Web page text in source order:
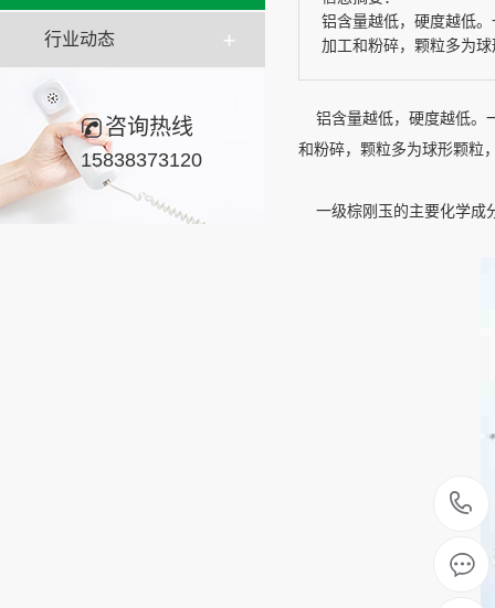
行业动态
咨询热线
15838373120
铝含量越低，硬度越低
加工和粉碎，颗粒多为
铝含量越低，硬度越低。
和粉碎，颗粒多为球形颗粒
一级棕刚玉的主要化学成